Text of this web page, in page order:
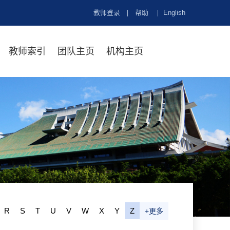
教师登录 帮助 English
教师索引 团队主页 机构主页
R S T U V W X Y Z +更多